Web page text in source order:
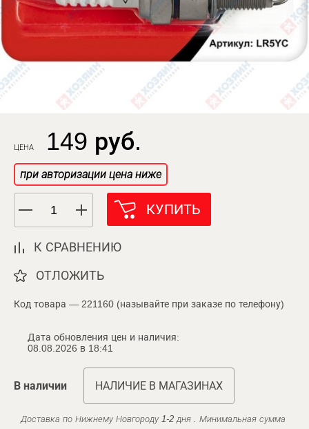
ЦЕНА 149 руб.
при авторизации цена ниже
КУПИТЬ
К СРАВНЕНИЮ
ОТЛОЖИТЬ
Код товара — 221160 (называйте при заказе по телефону)
Дата обновления цен и наличия:
08.08.2026 в 18:41
В наличии НАЛИЧИЕ В МАГАЗИНАХ
Доставка по Нижнему Новгороду 1-2 дня . Минимальная сумма